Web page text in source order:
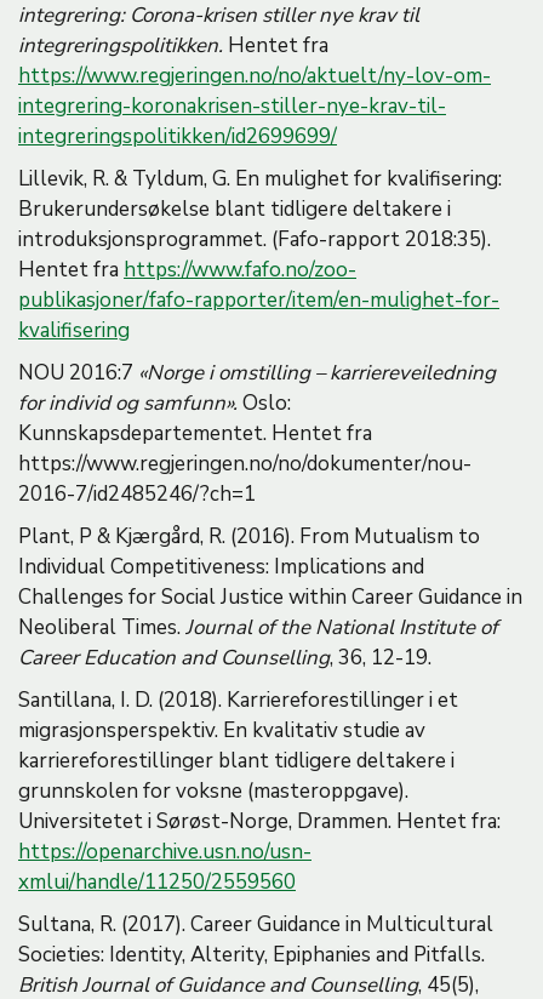
integrering: Corona-krisen stiller nye krav til
integreringspolitikken. Hentet fra
https://www.regjeringen.no/no/aktuelt/ny-lov-om-
integrering-koronakrisen-stiller-nye-krav-til-
integreringspolitikken/id2699699/
Lillevik, R. & Tyldum, G. En mulighet for kvalifisering:
Brukerundersøkelse blant tidligere deltakere i
introduksjonsprogrammet. (Fafo-rapport 2018:35).
Hentet fra https://www.fafo.no/zoo-
publikasjoner/fafo-rapporter/item/en-mulighet-for-
kvalifisering
NOU 2016:7 «Norge i omstilling – karriereveiledning
for individ og samfunn».Oslo:
Kunnskapsdepartementet. Hentet fra
https://www.regjeringen.no/no/dokumenter/nou-
2016-7/id2485246/?ch=1
Plant, P & Kjærgård, R. (2016). From Mutualism to
Individual Competitiveness: Implications and
Challenges for Social Justice within Career Guidance in
Neoliberal Times.Journal of the National Institute of
Career Education and Counselling, 36, 12-19.
Santillana, I. D. (2018). Karriereforestillinger i et
migrasjonsperspektiv. En kvalitativ studie av
karriereforestillinger blant tidligere deltakere i
grunnskolen for voksne (masteroppgave).
Universitetet i Sørøst-Norge, Drammen. Hentet fra:
https://openarchive.usn.no/usn-
xmlui/handle/11250/2559560
Sultana, R. (2017). Career Guidance in Multicultural
Societies: Identity, Alterity, Epiphanies and Pitfalls.
British Journal of Guidance and Counselling, 45(5),